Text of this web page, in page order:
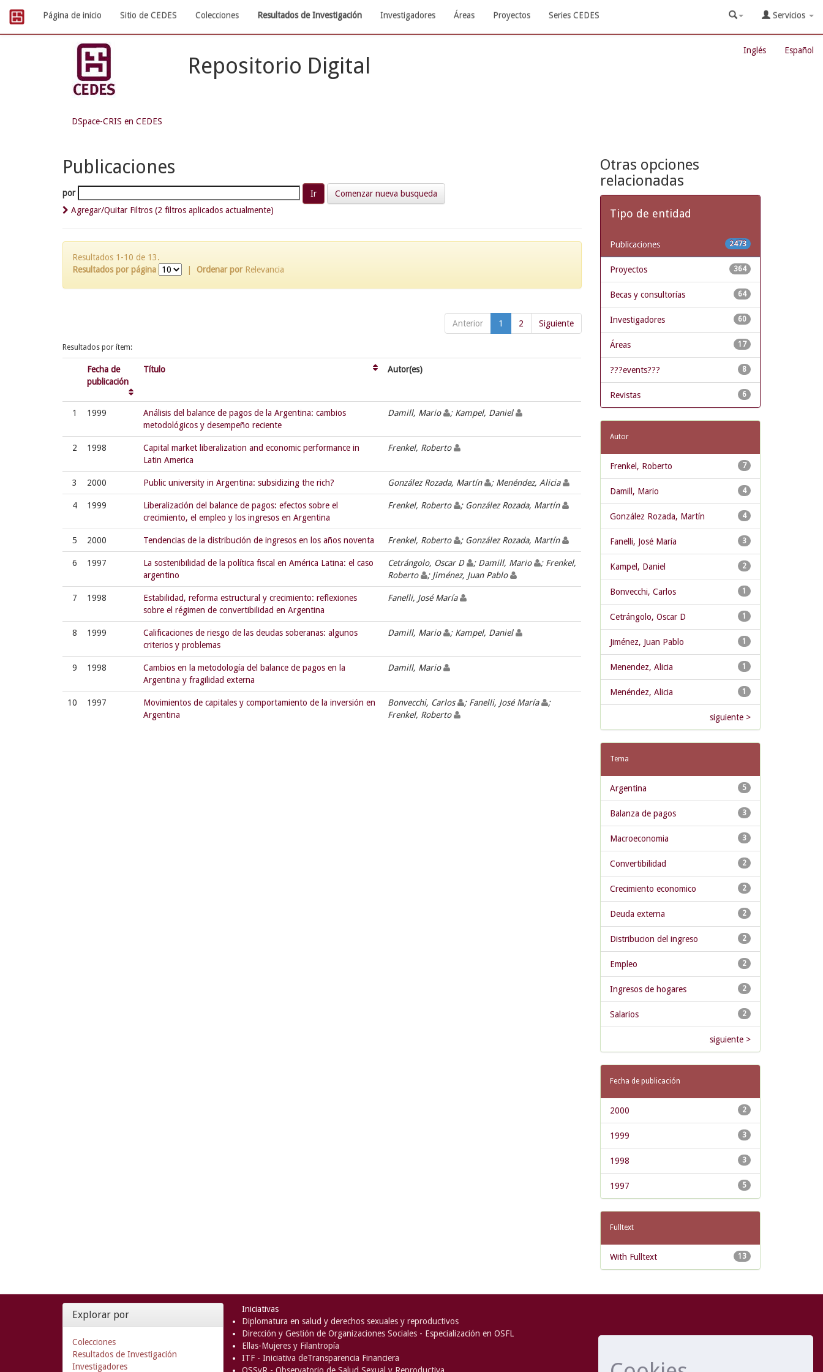
navigation
Página de inicio Sitio de CEDES Colecciones Resultados de Investigación Investigadores Áreas Proyectos Series CEDES Servicios
Inglés Español
Repositorio Digital
DSpace-CRIS en CEDES
Publicaciones
por
Comenzar nueva busqueda
Agregar/Quitar Filtros (2 filtros aplicados actualmente)
Resultados 1-10 de 13.
Resultados por página
Ordenar por Relevancia
Anterior 1 2 Siguiente
Resultados por ítem:
Fecha de
publicación
Título Autor(es)
1 1999
Análisis del balance de pagos de la Argentina: cambios
metodológicos y desempeño reciente
Damill, Mario ; Kampel, Daniel
2 1998
Capital market liberalization and economic performance in
Latin America
Frenkel, Roberto
3 2000 Public university in Argentina: subsidizing the rich? González Rozada, Martín ; Menéndez, Alicia
4 1999
Liberalización del balance de pagos: efectos sobre el
crecimiento, el empleo y los ingresos en Argentina
Frenkel, Roberto ; González Rozada, Martín
5 2000 Tendencias de la distribución de ingresos en los años noventa Frenkel, Roberto ; González Rozada, Martín
6 1997
La sostenibilidad de la política fiscal en América Latina: el caso
argentino
Cetrángolo, Oscar D ; Damill, Mario
; Frenkel,
Roberto
; Jiménez, Juan Pablo
7 1998
Estabilidad, reforma estructural y crecimiento: reflexiones
sobre el régimen de convertibilidad en Argentina
Fanelli, José María
8 1999
Calificaciones de riesgo de las deudas soberanas: algunos
criterios y problemas
Damill, Mario ; Kampel, Daniel
9 1998
Cambios en la metodología del balance de pagos en la
Argentina y fragilidad externa
Damill, Mario
10 1997
Movimientos de capitales y comportamiento de la inversión en
Argentina
Bonvecchi, Carlos ; Fanelli, José María
;
Frenkel, Roberto
Otras opciones
relacionadas
Tipo de entidad
2473
Publicaciones
364
Proyectos
64
Becas y consultorías
60
Investigadores
17
Áreas
8
???events???
6
Revistas
Autor
7
Frenkel, Roberto
4
Damill, Mario
4
González Rozada, Martín
3
Fanelli, José María
2
Kampel, Daniel
1
Bonvecchi, Carlos
1
Cetrángolo, Oscar D
1
Jiménez, Juan Pablo
1
Menendez, Alicia
1
Menéndez, Alicia
siguiente >
Tema
5
Argentina
3
Balanza de pagos
3
Macroeconomia
2
Convertibilidad
2
Crecimiento economico
2
Deuda externa
2
Distribucion del ingreso
2
Empleo
2
Ingresos de hogares
2
Salarios
siguiente >
Fecha de publicación
2
2000
3
1999
3
1998
5
1997
Fulltext
13
With Fulltext
Explorar por
Colecciones
Resultados de Investigación
Investigadores
Iniciativas
Diplomatura en salud y derechos sexuales y reproductivos
Dirección y Gestión de Organizaciones Sociales - Especialización en OSFL
Ellas-Mujeres y Filantropía
ITF - Iniciativa deTransparencia Financiera